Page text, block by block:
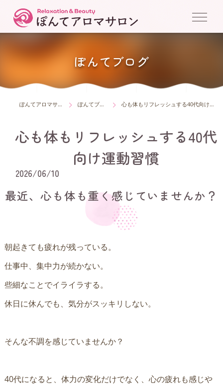
ぽんてブログ
ぽんてアロマサロン ぽんてブログ 心も体もリフレッシュする40代向け運動習慣
心も体もリフレッシュする40代
向け運動習慣
2026/06/10
最近、心も体も重く感じていませんか？
朝起きても疲れが残っている。
仕事中、集中力が続かない。
些細なことでイライラする。
休日に休んでも、気分がスッキリしない。
そんな不調を感じていませんか？
40代になると、体力の変化だけでなく、心の疲れも感じや